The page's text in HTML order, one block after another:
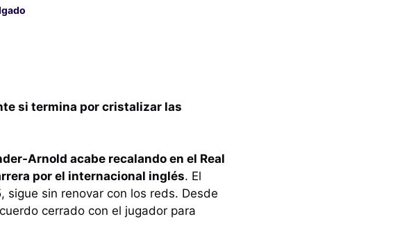
si termina por cristalizar las
Arnold acabe recalando en el Real
por el internacional inglés. El
sin renovar con los reds. Desde
cerrado con el jugador para